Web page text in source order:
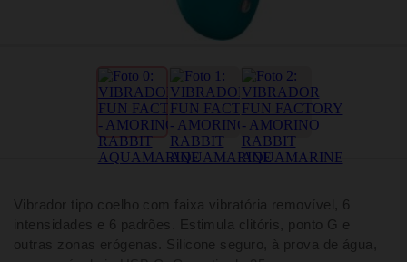
Vibrador tipo coelho com faixa vibratória removível, 6
intensidades e 6 padrões. Estimula clitóris, ponto G e
outras zonas erógenas. Silicone seguro, à prova de água,